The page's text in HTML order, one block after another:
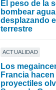
El peso de la
bombear
desplazando
terrestre
ACTUALIDAD
Los
Francia
proyectiles